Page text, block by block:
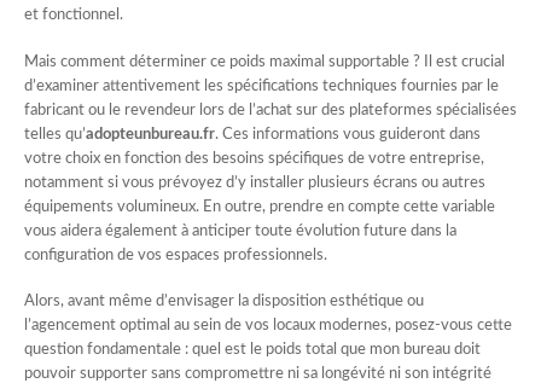
et fonctionnel.
Mais comment déterminer ce poids maximal supportable ? Il est crucial
d’examiner attentivement les spécifications techniques fournies par le
fabricant ou le revendeur lors de l’achat sur des plateformes spécialisées
telles qu’adopteunbureau.fr. Ces informations vous guideront dans
votre choix en fonction des besoins spécifiques de votre entreprise,
notamment si vous prévoyez d’y installer plusieurs écrans ou autres
équipements volumineux. En outre, prendre en compte cette variable
vous aidera également à anticiper toute évolution future dans la
configuration de vos espaces professionnels.
Alors, avant même d’envisager la disposition esthétique ou
l’agencement optimal au sein de vos locaux modernes, posez-vous cette
question fondamentale : quel est le poids total que mon bureau doit
pouvoir supporter sans compromettre ni sa longévité ni son intégrité